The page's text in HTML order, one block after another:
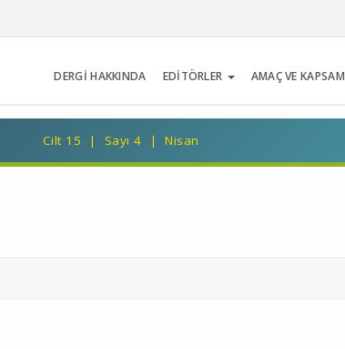
DERGİ HAKKINDA EDİTÖRLER AMAÇ VE KAPSAM
Cilt 15 | Sayı 4 | Nisan